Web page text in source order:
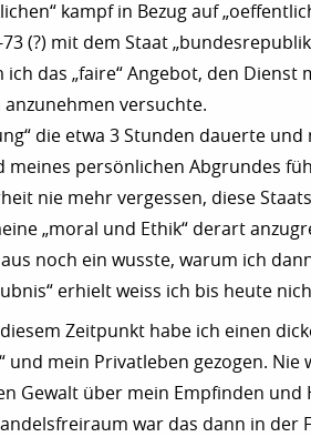
kampf in Bezug auf
(?) mit dem Staat
das „faire“ Angebot, den Dienst
anzunehmen versuchte.
die etwa 3 Stunden dauerte und
meines persönlichen Abgrundes
nie mehr vergessen, diese
„moral und Ethik“ derart
noch ein wusste, warum ich
erhielt weiss ich bis heute
Zeitpunkt habe ich einen
und mein Privatleben gezogen. Nie
Gewalt über mein Empfinden und
war das dann in der